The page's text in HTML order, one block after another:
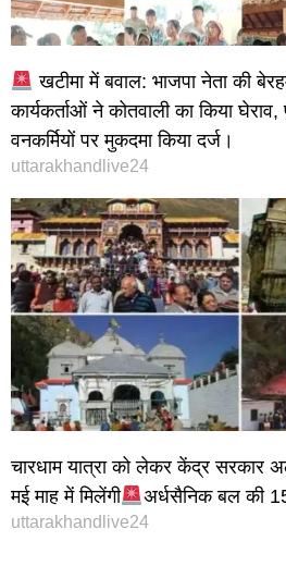
खटीमा में बवाल: भाजपा नेता की
कार्यकर्ताओं ने कोतवाली का किया
वनकर्मियों पर मुकदमा किया दर्ज।
uttarakhandlive24
चारधाम यात्रा को लेकर केंद्र सरकार
मई माह में मिलेंगी
अर्धसैनिक बल की
uttarakhandlive24